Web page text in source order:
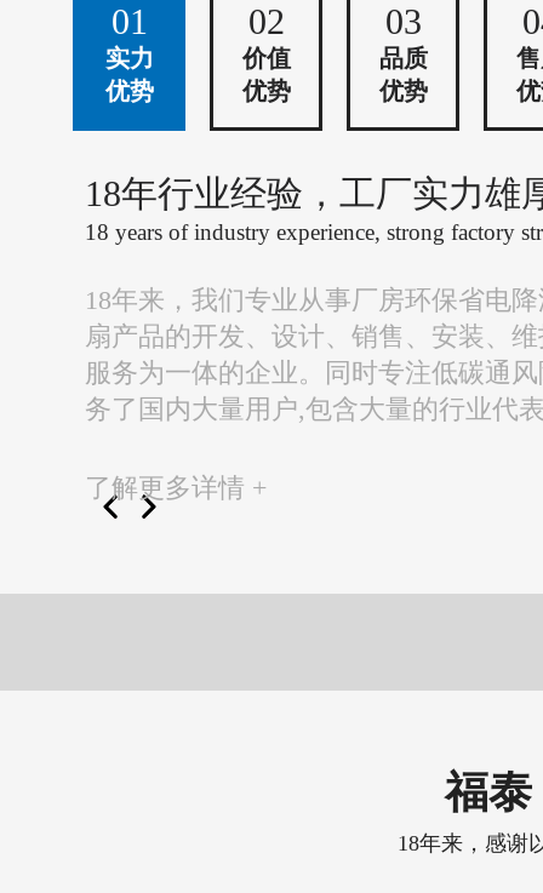
01
实力
优势
02
价值
优势
03
品质
优势
18年行业经验，工厂实力雄
18 years of industry experience, strong factory
18年来，我们专业从事厂房环保省电
扇产品的开发、设计、销售、安装、
服务为一体的企业。同时专注低碳通
务了国内大量用户,包含大量的行业代
了解更多详情 +
福泰
18年来，感谢